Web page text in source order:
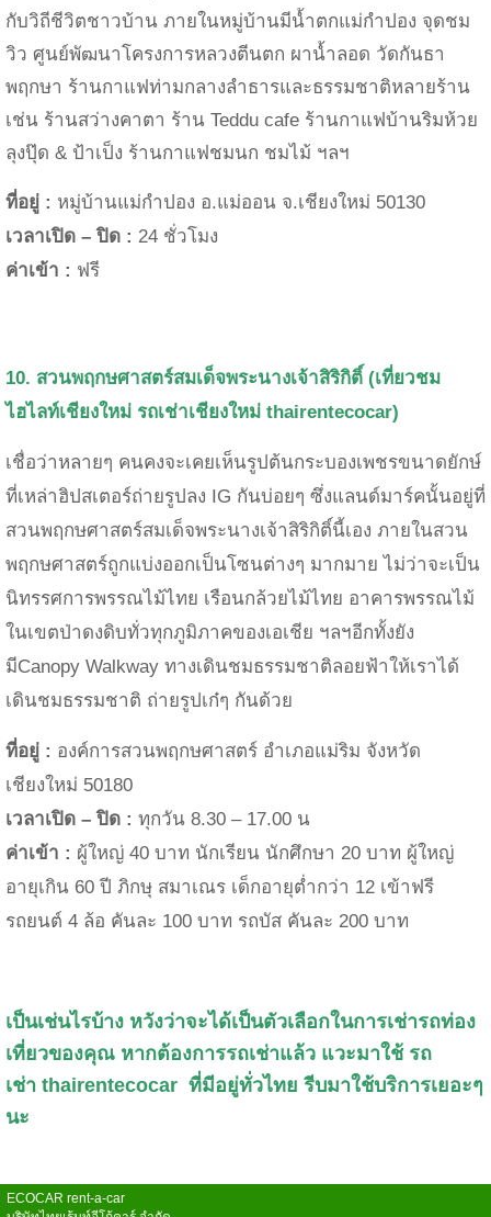
กับวิถีชีวิตชาวบ้าน ภายในหมู่บ้านมีน้ำตกแม่กำปอง จุดชม
วิว ศูนย์พัฒนาโครงการหลวงตีนตก ผาน้ำลอด วัดกันธา
พฤกษา ร้านกาแฟท่ามกลางลำธารและธรรมชาติหลายร้าน
เช่น ร้านสว่างคาตา ร้าน Teddu cafe ร้านกาแฟบ้านริมห้วย
ลุงปุ๊ด & ป้าเป็ง ร้านกาแฟชมนก ชมไม้ ฯลฯ
ที่อยู่ : หมู่บ้านแม่กำปอง อ.แม่ออน จ.เชียงใหม่ 50130
เวลาเปิด – ปิด : 24 ชั่วโมง
ค่าเข้า : ฟรี
10. สวนพฤกษศาสตร์สมเด็จพระนางเจ้าสิริกิติ์ (เที่ยวชม
ไฮไลท์เชียงใหม่ รถเช่าเชียงใหม่thairentecocar)
เชื่อว่าหลายๆ คนคงจะเคยเห็นรูปต้นกระบองเพชรขนาดยักษ์
ที่เหล่าฮิปสเตอร์ถ่ายรูปลง IG กันบ่อยๆ ซึ่งแลนด์มาร์คนั้นอยู่ที่
สวนพฤกษศาสตร์สมเด็จพระนางเจ้าสิริกิติ์นี้เอง ภายในสวน
พฤกษศาสตร์ถูกแบ่งออกเป็นโซนต่างๆ มากมาย ไม่ว่าจะเป็น
นิทรรศการพรรณไม้ไทย เรือนกล้วยไม้ไทย อาคารพรรณไม้
ในเขตป่าดงดิบทั่วทุกภูมิภาคของเอเชีย ฯลฯอีกทั้งยัง
มีCanopy Walkway ทางเดินชมธรรมชาติลอยฟ้าให้เราได้
เดินชมธรรมชาติ ถ่ายรูปเก๋ๆ กันด้วย
ที่อยู่ : องค์การสวนพฤกษศาสตร์ อำเภอแม่ริม จังหวัด
เชียงใหม่ 50180
เวลาเปิด – ปิด : ทุกวัน 8.30 – 17.00 น
ค่าเข้า : ผู้ใหญ่ 40 บาท นักเรียน นักศึกษา 20 บาท ผู้ใหญ่
อายุเกิน 60 ปี ภิกษุ สมาเณร เด็กอายุต่ำกว่า 12 เข้าฟรี
รถยนต์ 4 ล้อ คันละ 100 บาท รถบัส คันละ 200 บาท
เป็นเช่นไรบ้าง หวังว่าจะได้เป็นตัวเลือกในการเช่ารถท่อง
เที่ยวของคุณ หากต้องการรถเช่าแล้ว แวะมาใช้ รถ
เช่า thairentecocarที่มีอยู่ทั่วไทย รีบมาใช้บริการเยอะๆ
นะ
ECOCAR rent-a-car